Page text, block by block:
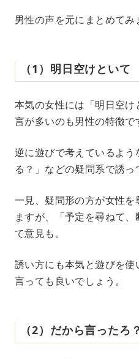
男性の声を元にまとめてみ
（1）明日空けといて
本気の女性には「明日空
言が多いのも男性の特徴で
逆に遊びで考えているよ
る？」などの疑問系で誘っ
一見、疑問形の方が女性を
ますが、「予定を尋ねて
て意見も。
誘い方にも本気と遊びを
言っても良いでしょう。
（2）だから言ったろ？